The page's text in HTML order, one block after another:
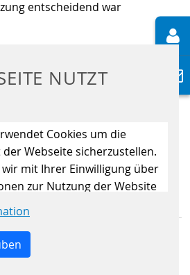
NUTZT
Cookies um die
Webseite sicherzustellen.
mit Ihrer Einwilligung über
zur Nutzung der Website
ständig zu
Klick auf den Button „Nur
erlauben“ lehnen Sie die
als der essenziell
entscheidend war